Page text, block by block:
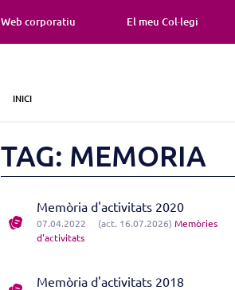
Web corporatiu El meu Col·legi
INICI
TAG: MEMORIA
Memòria d'activitats 2020
07.04.2022 (act. 16.07.2026) Memòries
d'activitats
Memòria d'activitats 2018